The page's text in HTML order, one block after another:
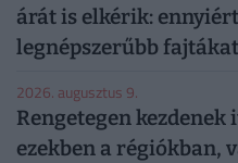
árát is elkérik:
legnépszerűbb
2026. augusztus 9.
Rengetegen
ezekben a régiókban,